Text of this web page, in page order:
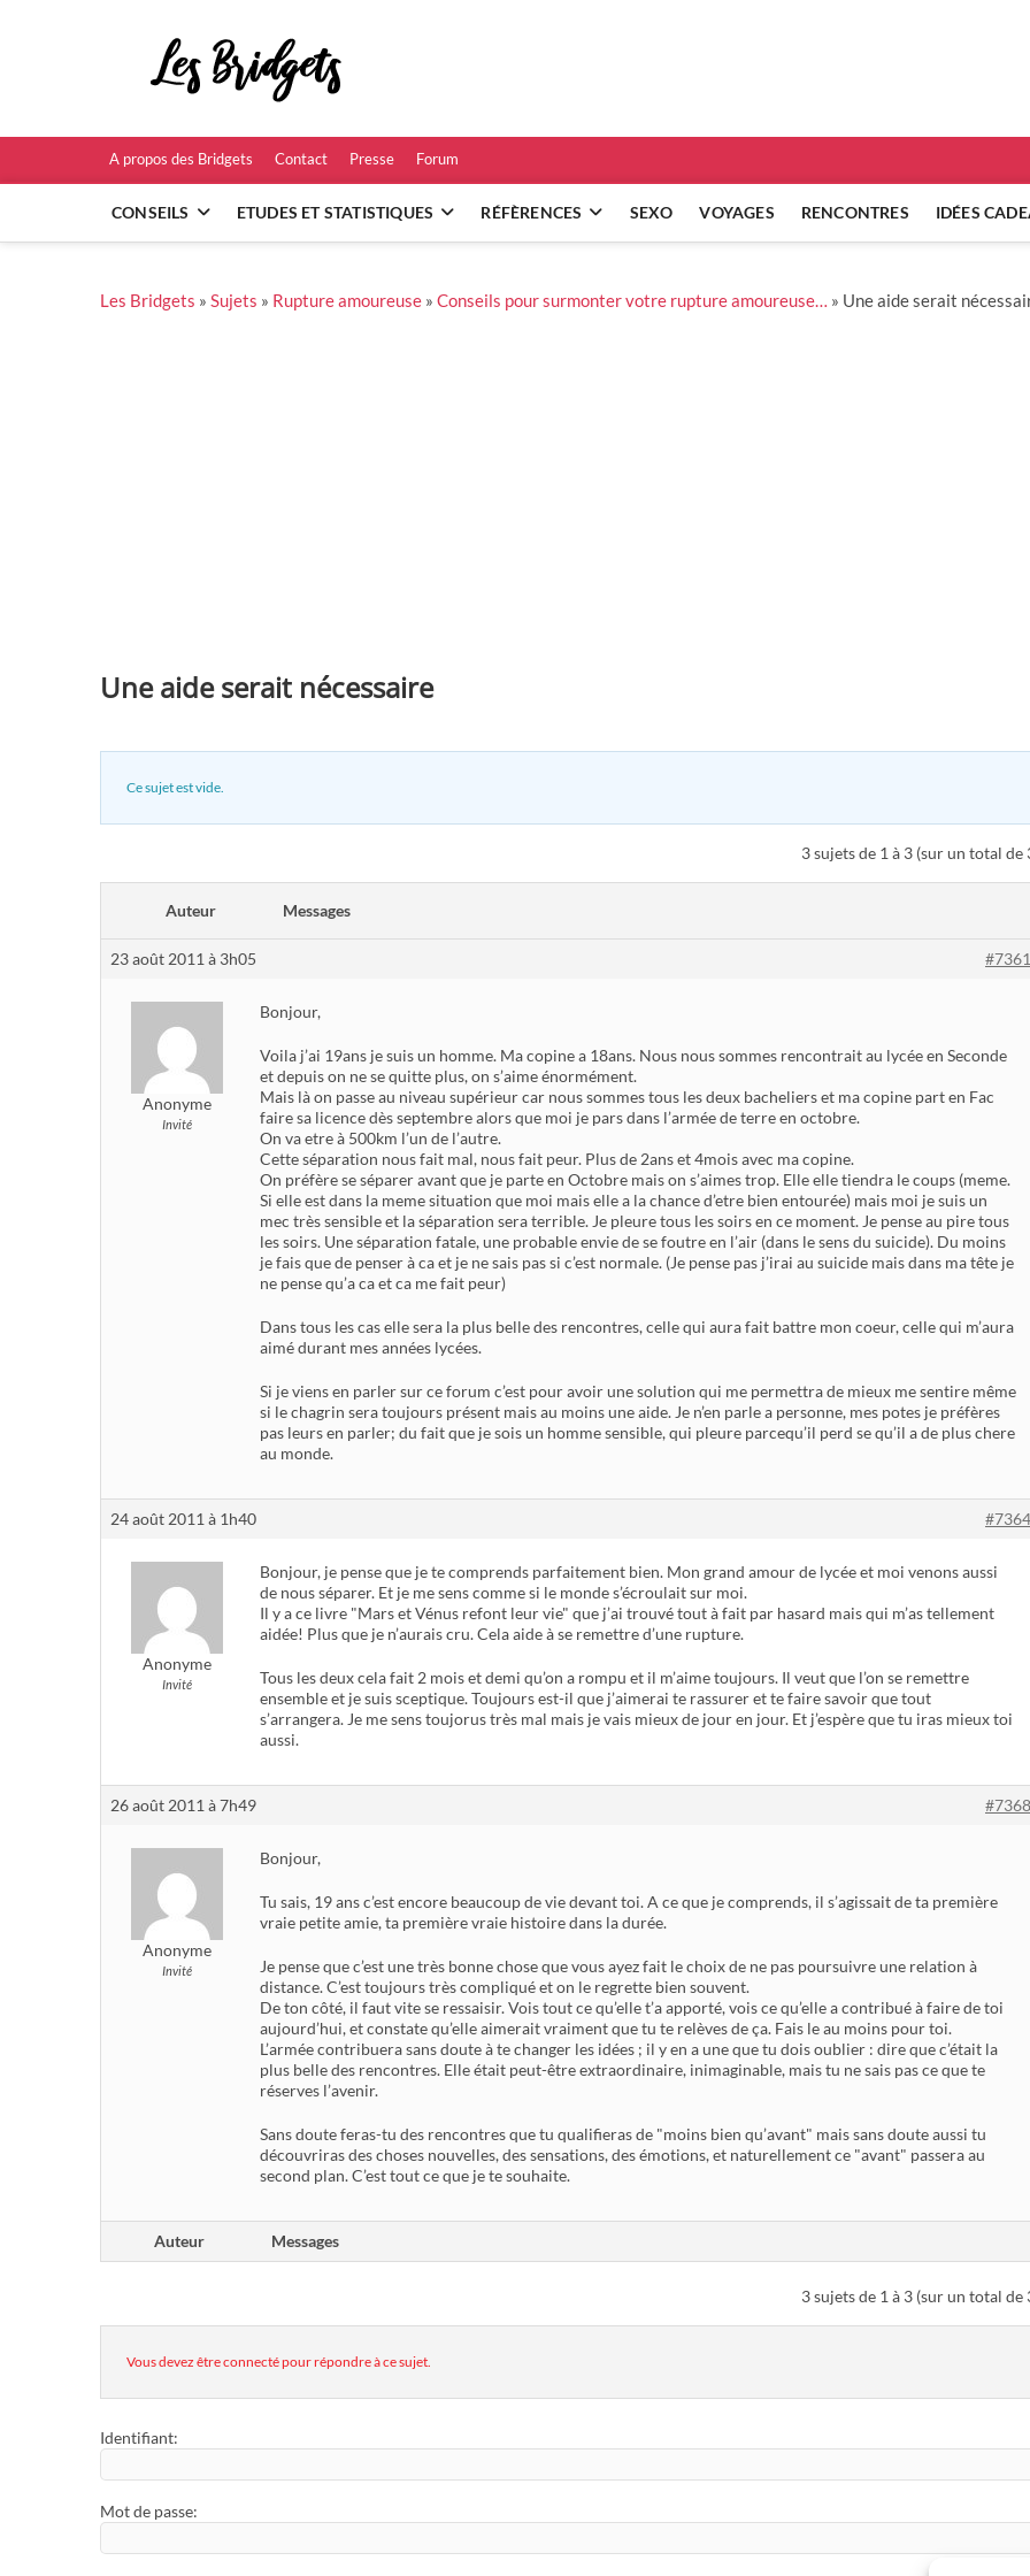
A propos des Bridgets Contact Presse Forum
CONSEILS ETUDES ET STATISTIQUES RÉFÈRENCES SEXO VOYAGES RENCONTRES IDÉES
Les Bridgets » Sujets » Rupture amoureuse » Conseils pour surmonter votre rupture amoureuse… » Une aide serait
Une aide serait nécessaire
Ce sujet est vide.
3 sujets de 1 à 3 (sur un total de
Auteur Messages
23 août 2011 à 3h05 #7361
Anonyme
Invité
Bonjour,
Voila j’ai 19ans je suis un homme. Ma copine a 18ans. Nous nous sommes rencontrait au lycée en Seconde
et depuis on ne se quitte plus, on s’aime énormément.
Mais là on passe au niveau supérieur car nous sommes tous les deux bacheliers et ma copine part en Fac
faire sa licence dès septembre alors que moi je pars dans l’armée de terre en octobre.
On va etre à 500km l’un de l’autre.
Cette séparation nous fait mal, nous fait peur. Plus de 2ans et 4mois avec ma copine.
On préfère se séparer avant que je parte en Octobre mais on s’aimes trop. Elle elle tiendra le coups (meme.
Si elle est dans la meme situation que moi mais elle a la chance d’etre bien entourée) mais moi je suis un
mec très sensible et la séparation sera terrible. Je pleure tous les soirs en ce moment. Je pense au pire tous
les soirs. Une séparation fatale, une probable envie de se foutre en l’air (dans le sens du suicide). Du moins
je fais que de penser à ca et je ne sais pas si c’est normale. (Je pense pas j’irai au suicide mais dans ma tête je
ne pense qu’a ca et ca me fait peur)
Dans tous les cas elle sera la plus belle des rencontres, celle qui aura fait battre mon coeur, celle qui m’aura
aimé durant mes années lycées.
Si je viens en parler sur ce forum c’est pour avoir une solution qui me permettra de mieux me sentire même
si le chagrin sera toujours présent mais au moins une aide. Je n’en parle a personne, mes potes je préfères
pas leurs en parler; du fait que je sois un homme sensible, qui pleure parcequ’il perd se qu’il a de plus chere
au monde.
24 août 2011 à 1h40 #7364
Anonyme
Invité
Bonjour, je pense que je te comprends parfaitement bien. Mon grand amour de lycée et moi venons aussi
de nous séparer. Et je me sens comme si le monde s’écroulait sur moi.
Il y a ce livre "Mars et Vénus refont leur vie" que j’ai trouvé tout à fait par hasard mais qui m’as tellement
aidée! Plus que je n’aurais cru. Cela aide à se remettre d’une rupture.
Tous les deux cela fait 2 mois et demi qu’on a rompu et il m’aime toujours. Il veut que l’on se remettre
ensemble et je suis sceptique. Toujours est-il que j’aimerai te rassurer et te faire savoir que tout
s’arrangera. Je me sens toujorus très mal mais je vais mieux de jour en jour. Et j’espère que tu iras mieux toi
aussi.
26 août 2011 à 7h49 #7368
Anonyme
Invité
Bonjour,
Tu sais, 19 ans c’est encore beaucoup de vie devant toi. A ce que je comprends, il s’agissait de ta première
vraie petite amie, ta première vraie histoire dans la durée.
Je pense que c’est une très bonne chose que vous ayez fait le choix de ne pas poursuivre une relation à
distance. C’est toujours très compliqué et on le regrette bien souvent.
De ton côté, il faut vite se ressaisir. Vois tout ce qu’elle t’a apporté, vois ce qu’elle a contribué à faire de toi
aujourd’hui, et constate qu’elle aimerait vraiment que tu te relèves de ça. Fais le au moins pour toi.
L’armée contribuera sans doute à te changer les idées ; il y en a une que tu dois oublier : dire que c’était la
plus belle des rencontres. Elle était peut-être extraordinaire, inimaginable, mais tu ne sais pas ce que te
réserves l’avenir.
Sans doute feras-tu des rencontres que tu qualifieras de "moins bien qu’avant" mais sans doute aussi tu
découvriras des choses nouvelles, des sensations, des émotions, et naturellement ce "avant" passera au
second plan. C’est tout ce que je te souhaite.
Auteur Messages
3 sujets de 1 à 3 (sur un total de
Vous devez être connecté pour répondre à ce sujet.
Identifiant:
Mot de passe: